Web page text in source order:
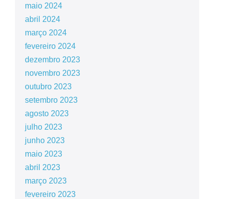
maio 2024
abril 2024
março 2024
fevereiro 2024
dezembro 2023
novembro 2023
outubro 2023
setembro 2023
agosto 2023
julho 2023
junho 2023
maio 2023
abril 2023
março 2023
fevereiro 2023